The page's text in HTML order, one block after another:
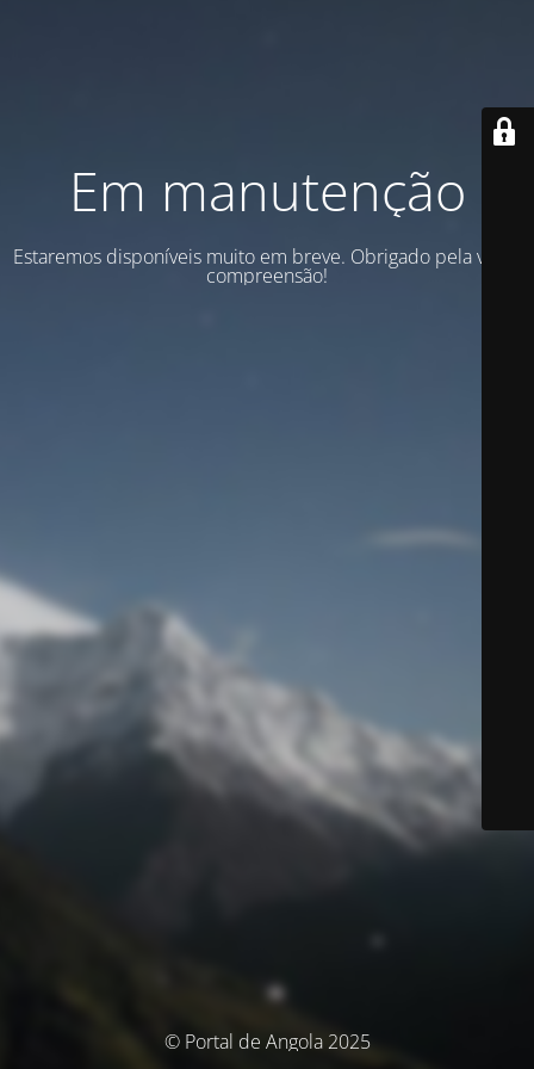
Em manutenção
Estaremos disponíveis muito em breve. Obrigado pela vossa
compreensão!
© Portal de Angola 2025